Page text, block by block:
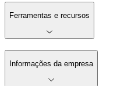
Ferramentas e recursos
Informações da empresa